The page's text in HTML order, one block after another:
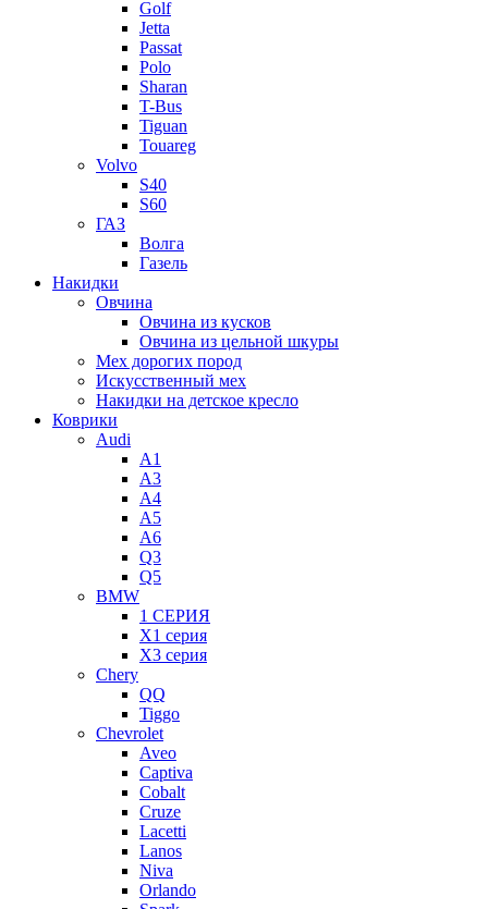
Golf
Jetta
Passat
Polo
Sharan
T-Bus
Tiguan
Touareg
Volvo
S40
S60
ГАЗ
Волга
Газель
Накидки
Овчина
Овчина из кусков
Овчина из цельной шкуры
Мех дорогих пород
Искусственный мех
Накидки на детское кресло
Коврики
Audi
A1
A3
A4
A5
A6
Q3
Q5
BMW
1 СЕРИЯ
X1 серия
X3 серия
Chery
QQ
Tiggo
Chevrolet
Aveo
Captiva
Cobalt
Cruze
Lacetti
Lanos
Niva
Orlando